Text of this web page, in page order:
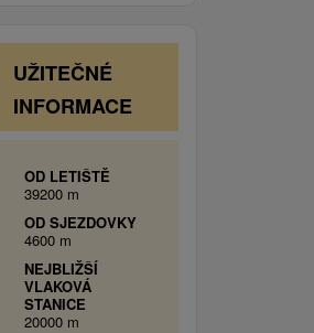
UŽITEČNÉ
INFORMACE
OD LETIŠTĚ
39200 m
OD SJEZDOVKY
4600 m
NEJBLIŽŠÍ
VLAKOVÁ
STANICE
20000 m